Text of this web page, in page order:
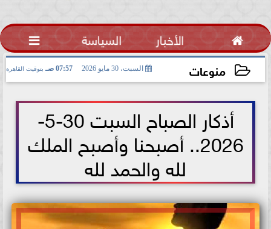
 الأخبار السياسة 
منوعات السبت، 30 مايو 2026 07:57 صـ بتوقيت القاهرة
أذكار الصباح السبت 30-5-
2026.. أصبحنا وأصبح الملك
لله والحمد لله